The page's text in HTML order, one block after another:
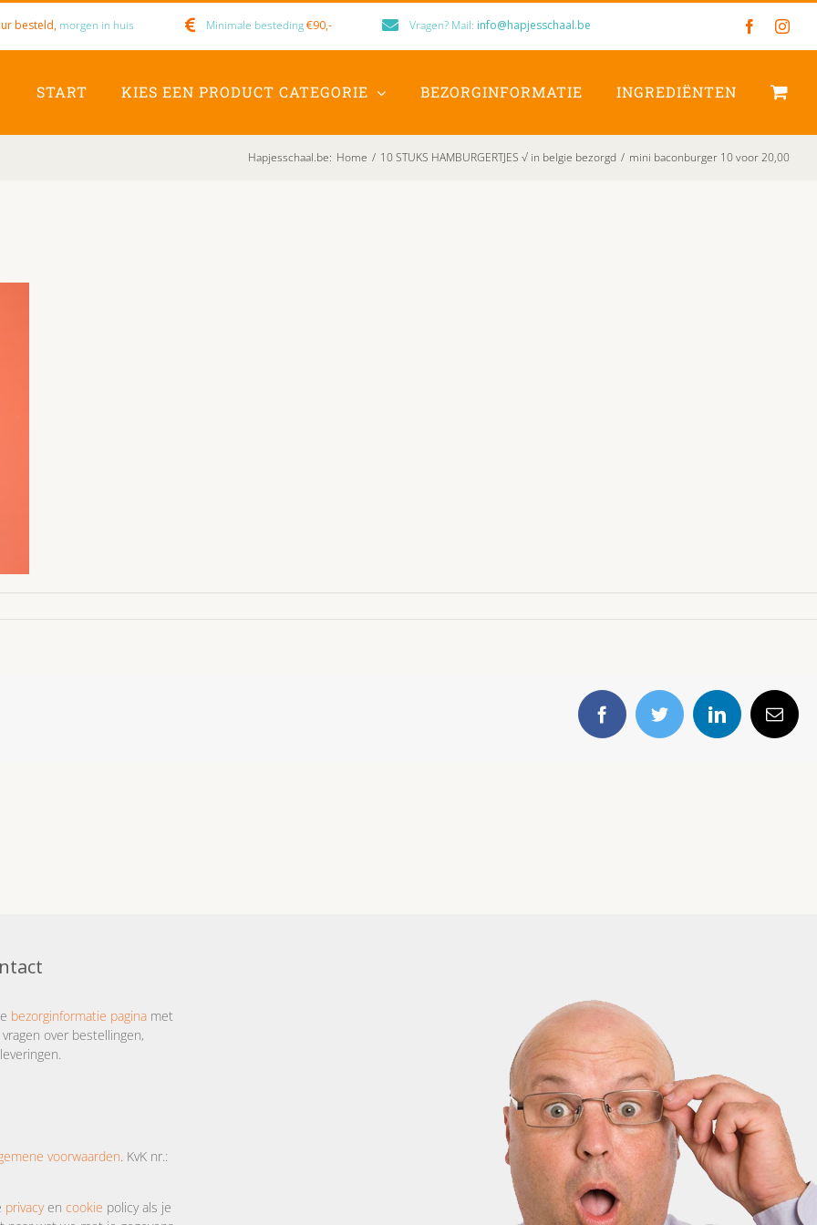
besteld, morgen in huis Minimale besteding€90,- Vragen? Mail: info@hapjesschaal.be Facebook
START KIES EEN PRODUCT CATEGORIE BEZORGINFORMATIE INGREDIËNTEN
Hapjesschaal.be: Home / 10 STUKS HAMBURGERTJES √ in belgie bezorgd / mini baconburger 10 voor 20,00
FacebookTwitter LinkedIn
E-
mail
bezorginformatie paginamet
over bestellingen,
voorwaarden. KvK nr.:
privacyen cookie policy als je